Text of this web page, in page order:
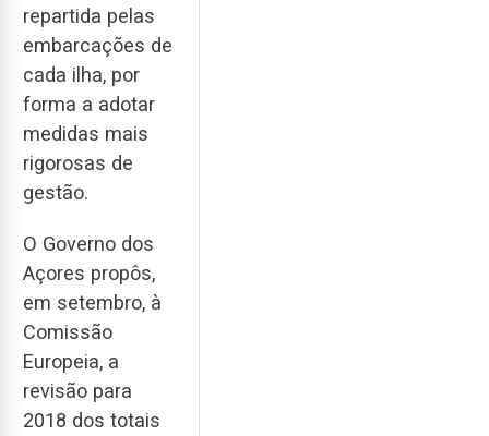
repartida pelas
embarcações de
cada ilha, por
forma a adotar
medidas mais
rigorosas de
gestão.
O Governo dos
Açores propôs,
em setembro, à
Comissão
Europeia, a
revisão para
2018 dos totais